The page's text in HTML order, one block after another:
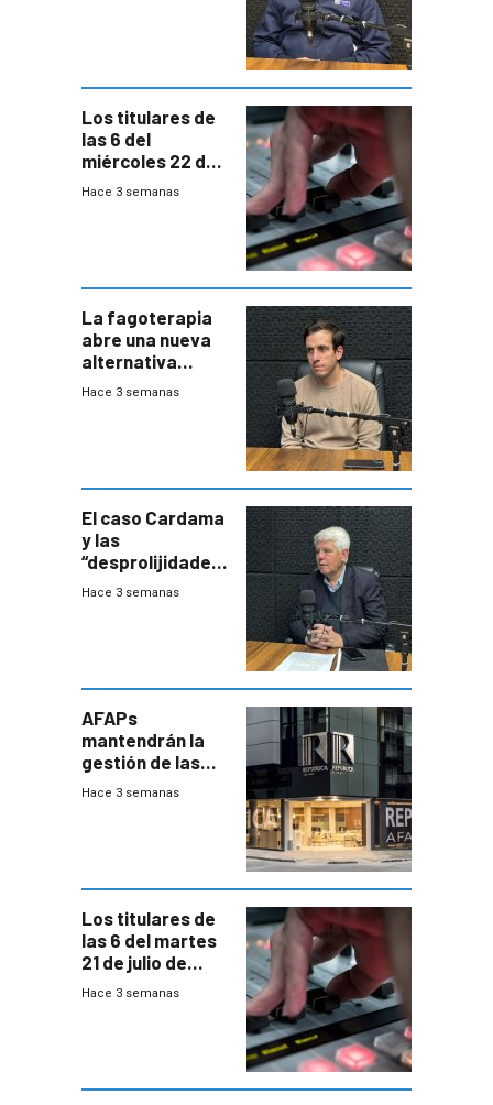
Los titulares de
las 6 del
miércoles 22 de
julio de 2026
Hace 3 semanas
La fagoterapia
abre una nueva
alternativa
contra bacterias
innovadora
Hace 3 semanas
El caso Cardama
y las
“desprolijidades”
que la
Hace 3 semanas
AFAPs
mantendrán la
gestión de las
cuentas
Hace 3 semanas
Los titulares de
las 6 del martes
21 de julio de
2026
Hace 3 semanas